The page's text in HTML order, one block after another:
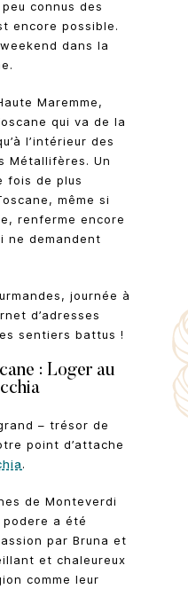
connus des
encore possible.
dans la
Maremme,
qui va de la
l’intérieur des
Métallifères. Un
fois de plus
même si
renferme encore
ne demandent
journée à
d’adresses
sentiers battus !
: Loger au
– trésor de
point d’attache
.
de Monteverdi
a été
par Bruna et
et chaleureux
comme leur